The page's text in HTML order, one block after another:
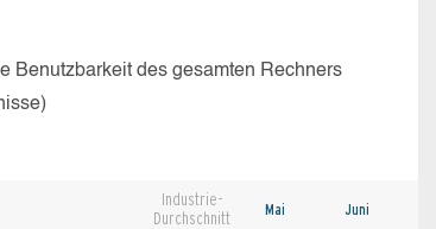
Benutzbarkeit des gesamten Rechners
Industrie-
Durchschnitt
Mai Juni